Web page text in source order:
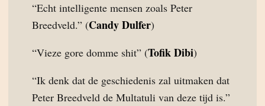
“Echt intelligente mensen zoals Peter
Breedveld.” (Candy Dulfer)
“Vieze gore domme shit” (Tofik Dibi)
“Ik denk dat de geschiedenis zal uitmaken dat
Peter Breedveld de Multatuli van deze tijd is.”